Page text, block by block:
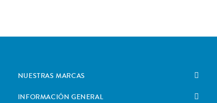
NUESTRAS MARCAS
INFORMACIÓN GENERAL